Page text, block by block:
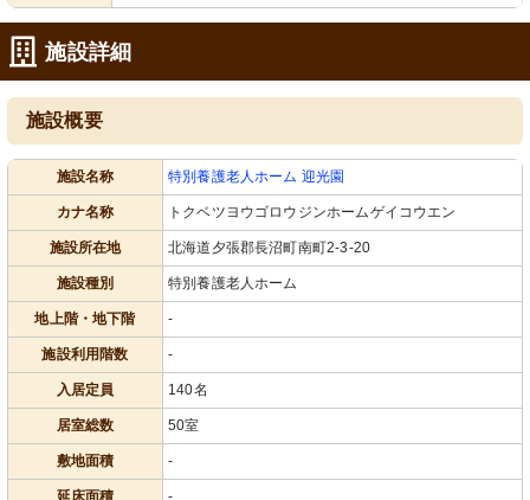
施設詳細
施設概要
施設名称 特別養護老人ホーム 迎光園
カナ名称 トクベツヨウゴロウジンホームゲイコウエン
施設所在地 北海道夕張郡長沼町南町2-3-20
施設種別 特別養護老人ホーム
地上階・地下階 -
施設利用階数 -
入居定員 140名
居室総数 50室
敷地面積 -